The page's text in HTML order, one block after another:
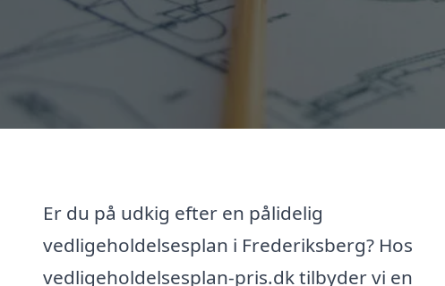
Er du på udkig efter en pålidelig
vedligeholdelsesplan i Frederiksberg? Hos
vedligeholdelsesplan-pris.dk tilbyder vi en